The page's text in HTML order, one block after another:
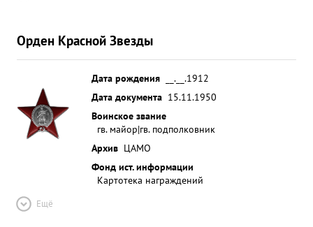
Орден Красной Звезды
Дата рождения
__.__.1912
Дата документа 15.11.1950
Воинское звание
гв. майор|гв. подполковник
Архив ЦАМО
Фонд ист. информации
Картотека награждений
Ещё